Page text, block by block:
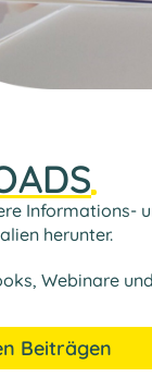
Informations-
herunter.
Webinare und
Beiträgen